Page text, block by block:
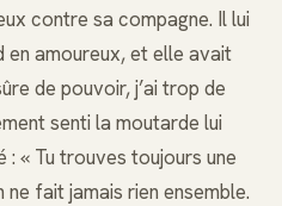
contre sa compagne. Il lui
amoureux, et elle avait
de pouvoir, j’ai trop de
senti la moutarde lui
« Tu trouves toujours une
fait jamais rien ensemble.